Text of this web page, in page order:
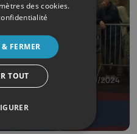
27/10/2024
édition du
des cookies.
& FERMER
TOUT